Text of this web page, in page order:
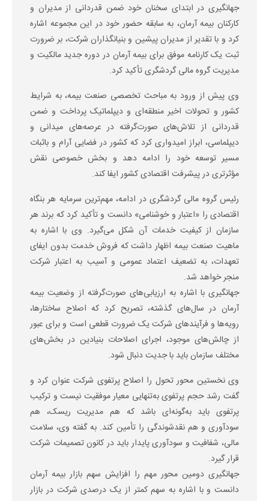
جهانگیری در ابتدای سخنان خود ضمن قدردانی از مدیران و
کارکنان بیمه آرمان، به سابقه حضور خود در این مجموعه اشاره
کرد و با تقدیر از مدیران پیشین و بنیانگذاران شرکت، بر ضرورت
ثبت یک کارنامه موفق برای بیمه آرمان در دوره جدید مالکیت و
مدیریت گروه مالی گردشگری تأکید کرد.
وی پیش از ورود به مباحث تخصصی صنعت بیمه، به شرایط
کشور و تحولات اخیر منطقه‌ای و دیپلماتیک پرداخت و ضمن
قدردانی از تلاش‌های صورت‌گرفته در عرصه‌های میدانی و
دیپلماسی، ابراز امیدواری کرد که کشور در فضایی آرام و باثبات
مسیر توسعه خود را ادامه دهد و بخش خصوصی نقش
مؤثرتری در پیشرفت اقتصادی کشور ایفا کند.
رئیس گروه مالی گردشگری در ادامه، مهم‌ترین سرمایه هر بنگاه
اقتصادی را «اعتبار و خوشنامی» دانست و تأکید کرد که برند هر
سازمان از کیفیت خدمات آن شکل می‌گیرد. وی با اشاره به
ماهیت صنعت بیمه اظهار داشت که فروش خدمت بدون ایفای
تعهدات، به تضعیف اعتماد عمومی و آسیب به اعتبار شرکت
منجر خواهد شد.
جهانگیری با اشاره به ارزیابی‌های صورت‌گرفته از وضعیت بیمه
آرمان در سال‌های گذشته، تصریح کرد که اصلاح ساختارها،
رویه‌ها و فرآیندهای شرکت یک ضرورت قطعی است و برای عبور
از چالش‌های موجود، اجرای اصلاحات بنیادین در بخش‌های
مختلف سازمان باید با جدیت دنبال شود.
وی نخستین محور تحول را اصلاح پرتفوی شرکت عنوان کرد و
گفت رشد حجم پرتفوی به‌تنهایی معیار موفقیت نیست و ترکیب
پرتفوی باید به‌گونه‌ای باشد که هم مدیریت ریسک، هم
سودآوری و هم نقدشوندگی را تأمین کند. به گفته وی، سلامت
مالی، شفافیت و سودآوری پایدار باید در کانون تصمیمات شرکت
قرار گیرد.
جهانگیری دومین محور مهم را افزایش سهم بازار بیمه آرمان
دانست و با اشاره به سهم کمتر از یک درصدی شرکت در بازار